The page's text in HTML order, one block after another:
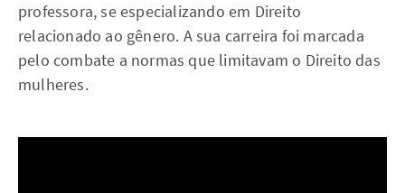
professora, se especializando em Direito
relacionado ao gênero. A sua carreira foi marcada
pelo combate a normas que limitavam o Direito das
mulheres.